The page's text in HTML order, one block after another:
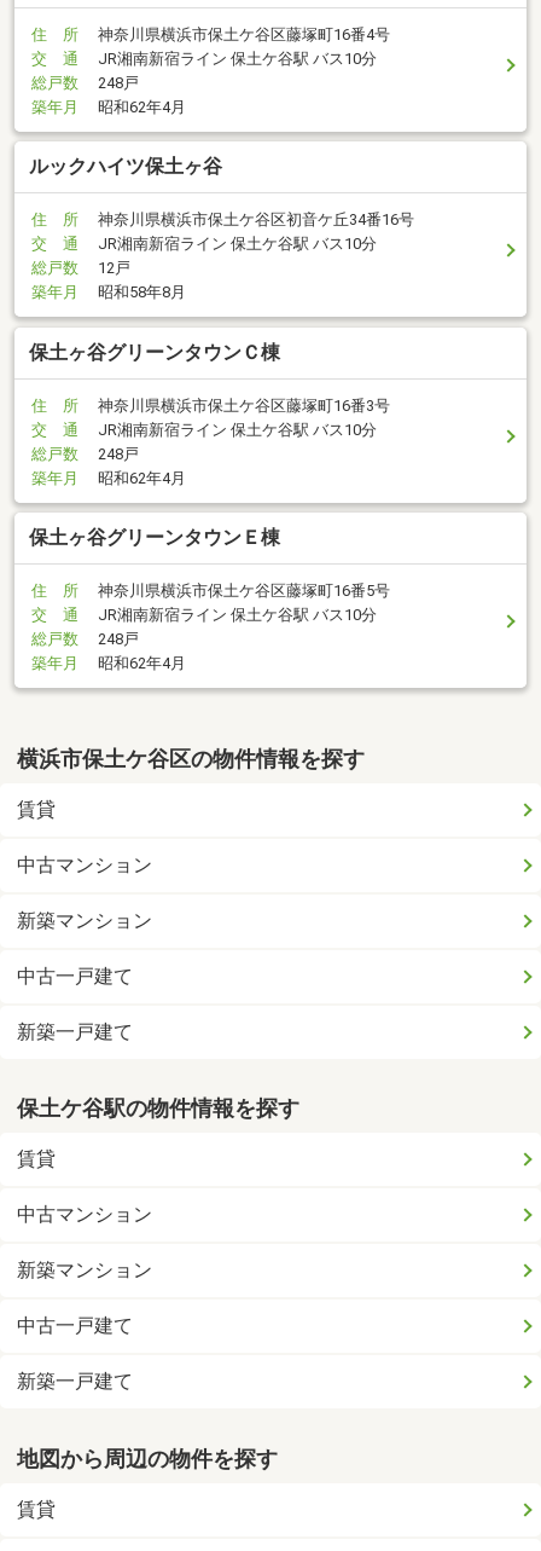
住 所
神奈川県横浜市保土ケ谷区藤塚町16番4号
交 通
JR湘南新宿ライン 保土ケ谷駅 バス10分
総戸数
248戸
築年月
昭和62年4月
ルックハイツ保土ヶ谷
住 所
神奈川県横浜市保土ケ谷区初音ケ丘34番16号
交 通
JR湘南新宿ライン 保土ケ谷駅 バス10分
総戸数
12戸
築年月
昭和58年8月
保土ヶ谷グリーンタウンＣ棟
住 所
神奈川県横浜市保土ケ谷区藤塚町16番3号
交 通
JR湘南新宿ライン 保土ケ谷駅 バス10分
総戸数
248戸
築年月
昭和62年4月
保土ヶ谷グリーンタウンＥ棟
住 所
神奈川県横浜市保土ケ谷区藤塚町16番5号
交 通
JR湘南新宿ライン 保土ケ谷駅 バス10分
総戸数
248戸
築年月
昭和62年4月
横浜市保土ケ谷区の物件情報を探す
賃貸
中古マンション
新築マンション
中古一戸建て
新築一戸建て
保土ケ谷駅の物件情報を探す
賃貸
中古マンション
新築マンション
中古一戸建て
新築一戸建て
地図から周辺の物件を探す
賃貸